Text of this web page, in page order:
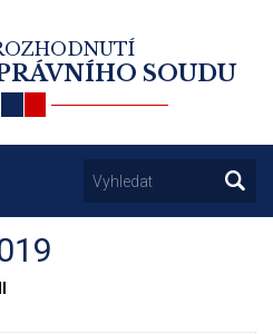
SOUDU